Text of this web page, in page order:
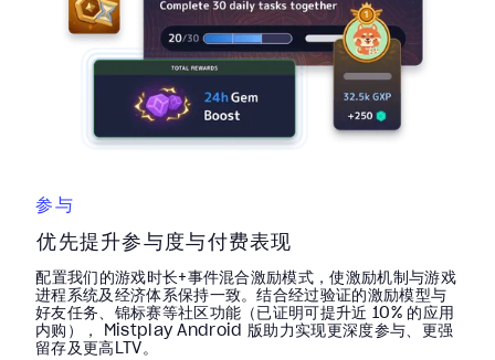
参与
优先提升参与度与付费表现
配置我们的游戏时长+事件混合激励模式，使激励机制与游戏
进程系统及经济体系保持一致。结合经过验证的激励模型与
好友任务、锦标赛等社区功能（已证明可提升近 10% 的应用
内购）， Mistplay Android 版助力实现更深度参与、更强
留存及更高LTV。